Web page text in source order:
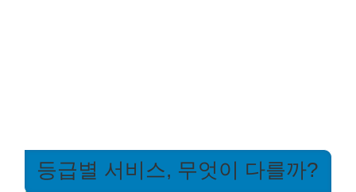
등급별 서비스, 무엇이 다를까?